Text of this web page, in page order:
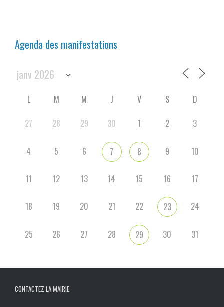
Agenda des manifestations
L M M J V S
D
27
28 29 30 1 2 3
4 5 6 7 8 9 10
11 12 13 14 15 16 17
18 19 20 21 22 23 24
25 26 27 28 29 30 31
CONTACTEZ LA MAIRIE